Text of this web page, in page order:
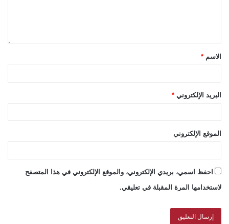
الاسم *
البريد الإلكتروني *
الموقع الإلكتروني
احفظ اسمي، بريدي الإلكتروني، والموقع الإلكتروني في هذا المتصفح
لاستخدامها المرة المقبلة في تعليقي.